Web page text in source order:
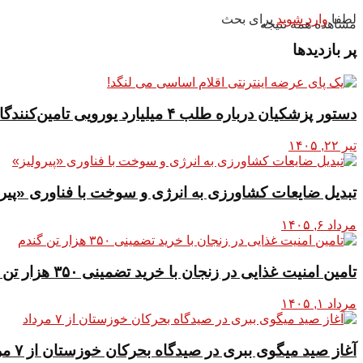
مشاهده همه نتیجه
لطفاوارد شوید برای بحث
پر بازدیدها
دستور پزشکیان درباره طلب ۴ میلیارد یورویی تامین‌کنندگان کالاهای اساسی
تیر ۲۲, ۱۴۰۵
تبدیل ضایعات کشاورزی به انرژی و سوخت با فناوری
مرداد ۶, ۱۴۰۵
تامین امنیت غذایی در زنجان با خرید تضمینی ۳۵۰ هزار تن گندم
مرداد ۱, ۱۴۰۵
آغاز صید میگوی ببری در صیدگاه بحرکان خوزستان از ۷ مرداد